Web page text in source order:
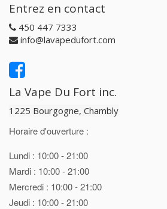
Entrez en contact
450 447 7333
info@lavapedufort.com
La Vape Du Fort inc.
1225 Bourgogne, Chambly
Horaire d'ouverture :
Lundi : 10:00 - 21:00
Mardi : 10:00 - 21:00
Mercredi : 10:00 - 21:00
Jeudi : 10:00 - 21:00